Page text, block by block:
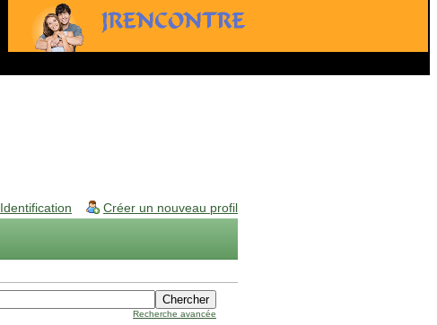
Identification Créer un nouveau profil
Recherche avancée